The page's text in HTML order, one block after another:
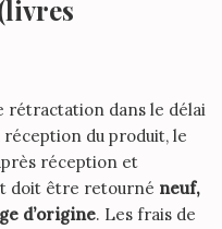
rétractation dans le délai
réception du produit, le
réception et
doit être retourné neuf,
d’origine. Les frais de